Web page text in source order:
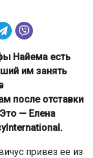
Найема есть
им занять
после отставки
— Елена
привез ее из